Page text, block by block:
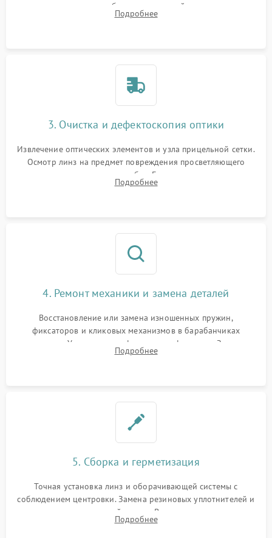
внутренних резьбовых соединений, пружин и
уплотнительных колец. Поиск причин люфта, смещения
Подробнее
3. Очистка и дефектоскопия оптики
Извлечение оптических элементов и узла прицельной сетки.
Осмотр линз на предмет повреждения просветляющего
покрытия или появления грибка. Бережная очистка стекол
спецрастворами. Проверка целостности гравированной
Подробнее
4. Ремонт механики и замена деталей
Восстановление или замена изношенных пружин,
фиксаторов и кликовых механизмов в барабанчиках
поправок. Устранение люфтов в трансфокаторе. Замена
поврежденных линз, разбитой сетки или восстановление
Подробнее
5. Сборка и герметизация
Точная установка линз и оборачивающей системы с
соблюдением центровки. Замена резиновых уплотнителей и
нанесение влагозащитной смазки. Вакуумирование корпуса
и заполнение его осушенным азотом или аргоном для
Подробнее